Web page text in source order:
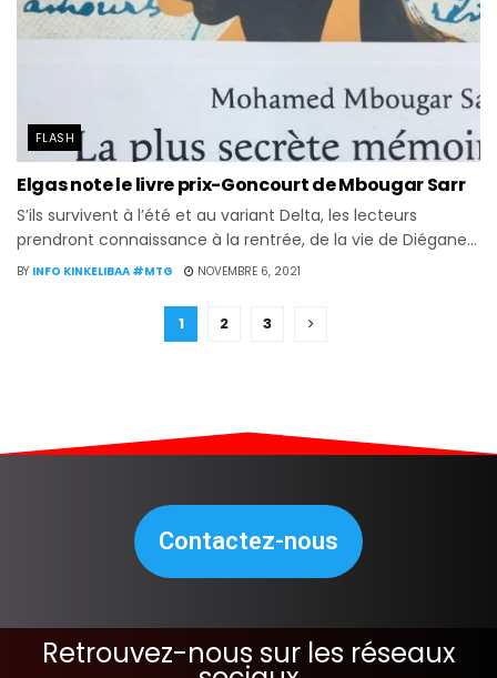
FLASH
Elgas note le livre prix-Goncourt de Mbougar Sarr
S’ils survivent à l’été et au variant Delta, les lecteurs
prendront connaissance à la rentrée, de la vie de Diégane...
BY INFO KINKELIBAA #MTG NOVEMBRE 6, 2021
1 2 3
Contactez-nous
Retrouvez-nous sur les réseaux